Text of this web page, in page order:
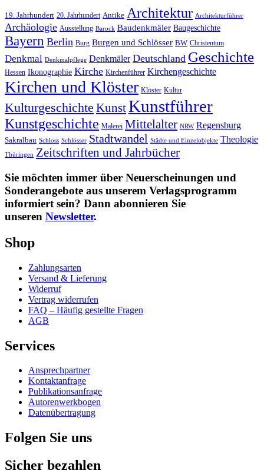
19. Jahrhundert 20. Jahrhundert Antike Architektur Architekturführer
Archäologie Ausstellung Barock Baudenkmäler Baugeschichte
Bayern Berlin Burg Burgen und Schlösser BW Christentum
Denkmal Denkmalpflege Denkmäler Deutschland Geschichte
Hessen Ikonographie Kirche Kirchenführer Kirchengeschichte
Kirchen und Klöster Klöster Kultur
Kulturgeschichte KunstKunstführer
Kunstgeschichte Malerei Mittelalter NRW Regensburg
Sakralbau Schloss Schlösser Stadtwandel Städte und Einzelobjekte Theologie
Thüringen Zeitschriften und Jahrbücher
Sie möchten immer über Neuerscheinungen und
Sonderangebote aus unserem Verlagsprogramm
informiert sein? Dann abonnieren Sie
unseren Newsletter.
Shop
Zahlungsarten
Versand & Lieferung
Widerruf
Vertrag widerrufen
FAQ – Häufig gestellte Fragen
AGB
Services
Ansprechpartner
Kontaktanfrage
Publikationsanfrage
Autorenwerkbogen
Datenübertragung
Folgen Sie uns
Sicher bezahlen